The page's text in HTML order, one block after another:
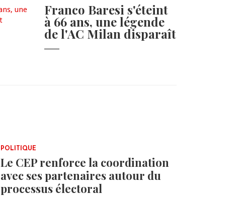
Franco Baresi s'éteint
à 66 ans, une légende
de l'AC Milan disparaît
POLITIQUE
Le CEP renforce la coordination
avec ses partenaires autour du
processus électoral